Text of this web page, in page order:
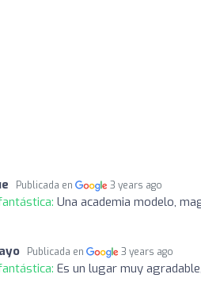
Publicada en 3 years ago
Una academia modelo,
Publicada en 3 years ago
Es un lugar muy